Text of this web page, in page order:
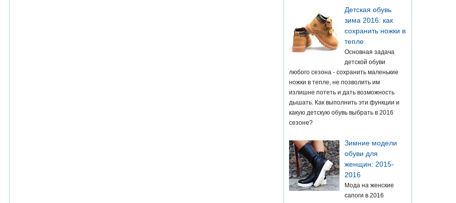
Детская обувь
зима 2016: как
сохранить ножки в
тепле
Основная задача
детской обуви
любого сезона - сохранить маленькие
ножки в тепле, не позволить им
излишне потеть и дать возможность
дышать. Как выполнить эти функции и
какую детскую обувь выбрать в 2016
сезоне?
Зимние модели
обуви для
женщин: 2015-
2016
Мода на женские
сапоги в 2016